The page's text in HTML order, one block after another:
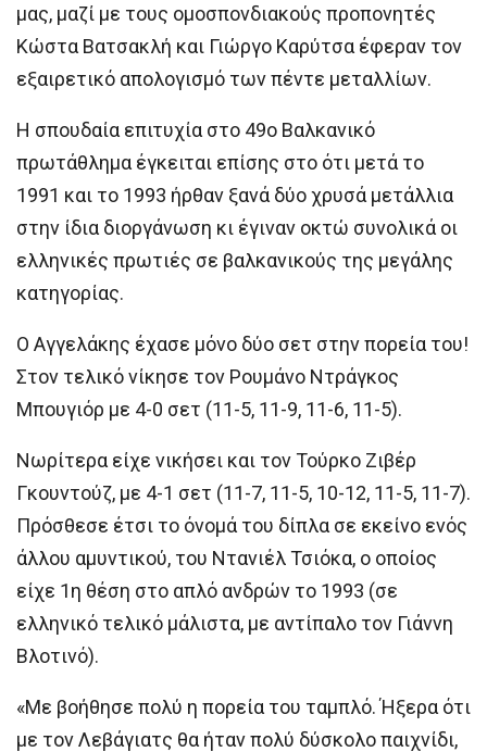
μας, μαζί με τους ομοσπονδιακούς προπονητές
Κώστα Βατσακλή και Γιώργο Καρύτσα έφεραν τον
εξαιρετικό απολογισμό των πέντε μεταλλίων.
Η σπουδαία επιτυχία στο 49ο Βαλκανικό
πρωτάθλημα έγκειται επίσης στο ότι μετά το
1991 και το 1993 ήρθαν ξανά δύο χρυσά μετάλλια
στην ίδια διοργάνωση κι έγιναν οκτώ συνολικά οι
ελληνικές πρωτιές σε βαλκανικούς της μεγάλης
κατηγορίας.
Ο Αγγελάκης έχασε μόνο δύο σετ στην πορεία του!
Στον τελικό νίκησε τον Ρουμάνο Ντράγκος
Μπουγιόρ με 4-0 σετ (11-5, 11-9, 11-6, 11-5).
Νωρίτερα είχε νικήσει και τον Τούρκο Ζιβέρ
Γκουντούζ, με 4-1 σετ (11-7, 11-5, 10-12, 11-5, 11-7).
Πρόσθεσε έτσι το όνομά του δίπλα σε εκείνο ενός
άλλου αμυντικού, του Ντανιέλ Τσιόκα, ο οποίος
είχε 1η θέση στο απλό ανδρών το 1993 (σε
ελληνικό τελικό μάλιστα, με αντίπαλο τον Γιάννη
Βλοτινό).
«Με βοήθησε πολύ η πορεία του ταμπλό. Ήξερα ότι
με τον Λεβάγιατς θα ήταν πολύ δύσκολο παιχνίδι,